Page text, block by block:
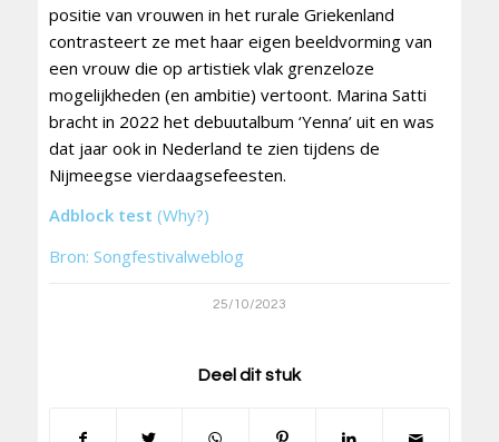
positie van vrouwen in het rurale Griekenland
contrasteert ze met haar eigen beeldvorming van
een vrouw die op artistiek vlak grenzeloze
mogelijkheden (en ambitie) vertoont. Marina Satti
bracht in 2022 het debuutalbum ‘Yenna’ uit en was
dat jaar ook in Nederland te zien tijdens de
Nijmeegse vierdaagsefeesten.
Adblock test (Why?)
Bron: Songfestivalweblog
25/10/2023
Deel dit stuk